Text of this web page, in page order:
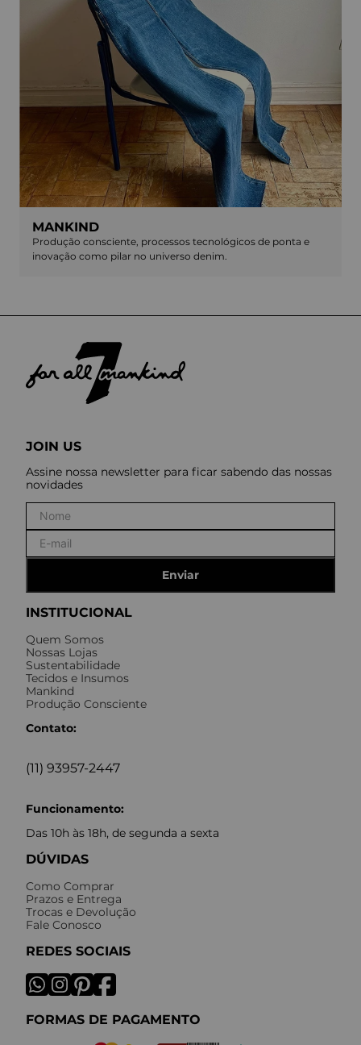
MANKIND
Produção consciente, processos tecnológicos de ponta e
inovação como pilar no universo denim.
INSTITUCIONAL
Quem Somos
Nossas Lojas
Sustentabilidade
Tecidos e Insumos
Mankind
Produção Consciente
Contato:
(11) 93957-2447
Funcionamento:
Das 10h às 18h, de segunda a sexta
DÚVIDAS
Como Comprar
Prazos e Entrega
Trocas e Devolução
Fale Conosco
REDES SOCIAIS
FORMAS DE PAGAMENTO
JOIN US
Assine nossa newsletter para ficar sabendo das nossas
novidades
Enviar